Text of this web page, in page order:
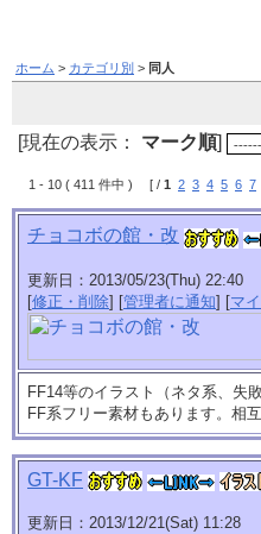
ホーム > カテゴリ別 > 同人
[現在の表示： マーク順]
1 - 10 ( 411 件中 ) [ / 1 2 3 4 5 6 7
チョコボの館・改
更新日：2013/05/23(Thu) 22:40
[修正・削除] [管理者に通知] [マ
FF14等のイラスト（ネタ系、失
FF系フリー素材もあります。相
GT-KF
更新日：2013/12/21(Sat) 11:28